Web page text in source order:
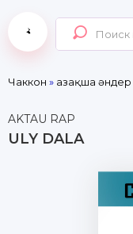
Чаккон » Қазақша әндер
AKTAU RAP
ULY DALA